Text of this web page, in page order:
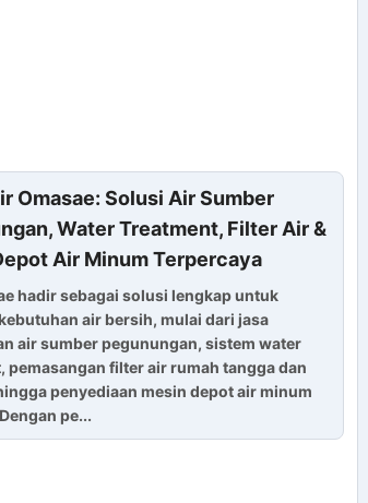
Omasae: Solusi Air Sumber
Water Treatment, Filter Air &
Air Minum Terpercaya
hadir sebagai solusi lengkap untuk
air bersih, mulai dari jasa
air sumber pegunungan, sistem water
pemasangan filter air rumah tangga dan
penyediaan mesin depot air minum
pe...